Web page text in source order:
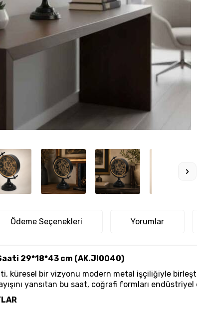
Ödeme Seçenekleri Yorumlar
29*18*43 cm (AK.JI0040)
küresel bir vizyonu modern metal işçiliğiyle
yansıtan bu saat, coğrafi formları